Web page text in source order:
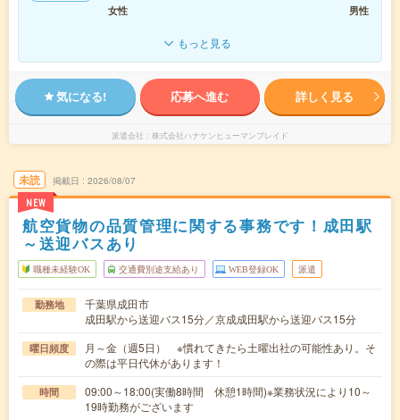
女性
男性
もっと見る
気になる! 応募へ進む 詳しく見る
派遣会社 株式会社ハナケンヒューマンブレイド
未読
NEW
掲載日 2026/08/07
航空貨物の品質管理に関する事務です！成田駅
～送迎バスあり
職種未経験OK 交通費別途支給あり WEB登録OK 派遣
勤務地
千葉県成田市
成田駅から送迎バス15分／京成成田駅から送迎バス15分
曜日頻度
月～金（週5日） ※慣れてきたら土曜出社の可能性あり。そ
の際は平日代休があります！
時間
09:00～18:00(実働8時間 休憩1時間)※業務状況により10～
19時勤務がございます